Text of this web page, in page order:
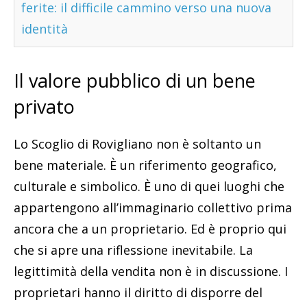
ferite: il difficile cammino verso una nuova
identità
Il valore pubblico di un bene
privato
Lo Scoglio di Rovigliano non è soltanto un
bene materiale. È un riferimento geografico,
culturale e simbolico. È uno di quei luoghi che
appartengono all’immaginario collettivo prima
ancora che a un proprietario. Ed è proprio qui
che si apre una riflessione inevitabile. La
legittimità della vendita non è in discussione. I
proprietari hanno il diritto di disporre del